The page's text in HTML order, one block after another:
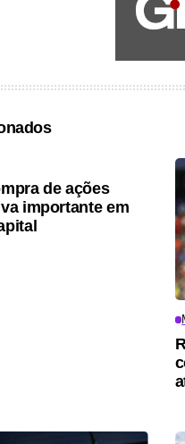
de ações
importante em